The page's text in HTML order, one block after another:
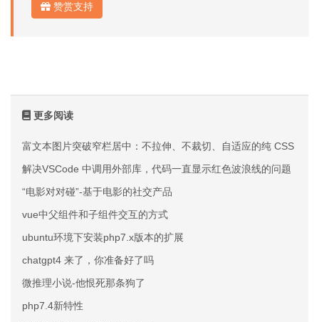
赞赏支持
更多阅读
富文本图片突破窄栏居中：不拉伸、不裁切、自适应的纯 CSS 方案
解决VSCode 中调用外部库，代码一直显示红色波浪线的问题
“电影对对碰”-基于电影的社交产品
vue中父组件和子组件交互的方式
ubuntu环境下安装php7.x版本的扩展
chatgpt4 来了，你准备好了吗
微推理小说-他恨死那条狗了
php7.4新特性